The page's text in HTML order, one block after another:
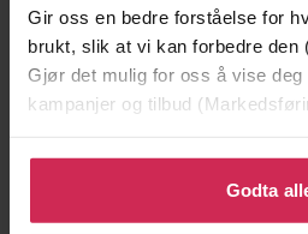
Gir oss en bedre forståelse for
brukt, slik at vi kan forbedre den
Gjør det mulig for oss å vise deg
kampanjer og tilbud
Klikk på «Godta alle» for å gi
bruke cookies for alle disse
tilpasse ditt samtykke til
Godta
Premium